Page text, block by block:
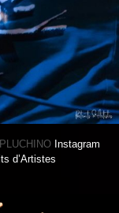
Instagram
d’Artistes